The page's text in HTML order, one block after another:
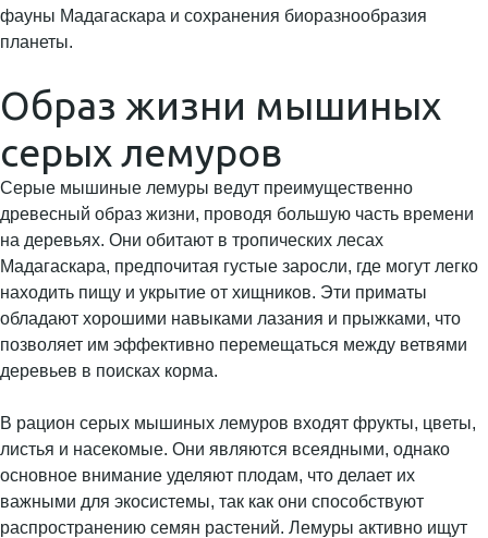
фауны Мадагаскара и сохранения биоразнообразия
планеты.
Образ жизни мышиных
серых лемуров
Серые мышиные лемуры ведут преимущественно
древесный образ жизни, проводя большую часть времени
на деревьях. Они обитают в тропических лесах
Мадагаскара, предпочитая густые заросли, где могут легко
находить пищу и укрытие от хищников. Эти приматы
обладают хорошими навыками лазания и прыжками, что
позволяет им эффективно перемещаться между ветвями
деревьев в поисках корма.
В рацион серых мышиных лемуров входят фрукты, цветы,
листья и насекомые. Они являются всеядными, однако
основное внимание уделяют плодам, что делает их
важными для экосистемы, так как они способствуют
распространению семян растений. Лемуры активно ищут